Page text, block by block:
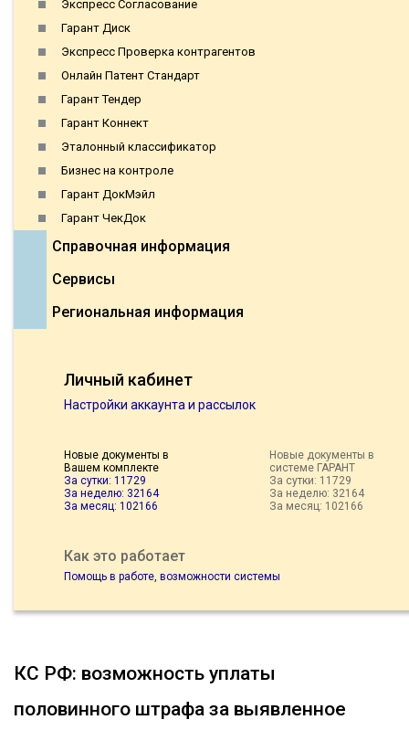
Экспресс Согласование
Гарант Диск
Экспресс Проверка контрагентов
Онлайн Патент Стандарт
Гарант Тендер
Гарант Коннект
Эталонный классификатор
Бизнес на контроле
Гарант ДокМэйл
Гарант ЧекДок
Справочная информация
Сервисы
Региональная информация
Личный кабинет
Настройки аккаунта и рассылок
Новые документы в
Вашем комплекте
За сутки: 11729
За неделю: 32164
За месяц: 102166
Новые документы в
системе ГАРАНТ
За сутки: 11729
За неделю: 32164
За месяц: 102166
Как это работает
Помощь в работе, возможности системы
КС РФ: возможность уплаты
половинного штрафа за выявленное